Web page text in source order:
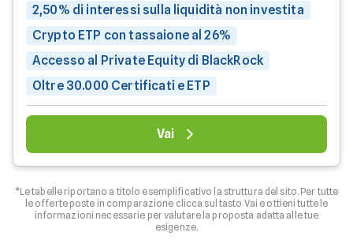
2,50% di interessi sulla liquidità non investita
Crypto ETP con tassaione al 26%
Accesso al Private Equity di BlackRock
Oltre 30.000 Certificati e ETP
Vai
*Le tabelle riportano a titolo esemplificativo la struttura del sito. Per tutte
le offerte poste in comparazione clicca sul tasto Vai e ottieni tutte le
informazioni necessarie per valutare la proposta adatta alle tue
esigenze.